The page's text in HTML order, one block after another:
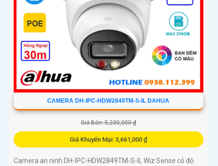
CAMERA DH-IPC-HDW2849TM-S-IL DAHUA
Giá Bán: 5,230,000 ₫
Giá Khuyến Mại: 3,661,000 ₫
Camera an ninh DH-IPC-HDW2849TM-S-IL Wiz Sense có độ